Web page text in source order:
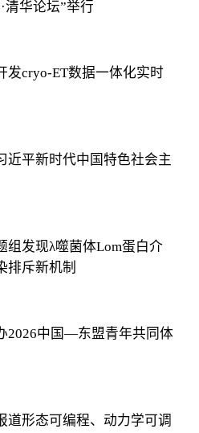
清华论坛”举行
发cryo-ET数据一体化实时
近平新时代中国特色社会主
组发现λ噬菌体Lom蛋白介
排斥新机制
2026中国—东盟青年共同体
道形态可编程、动力学可调